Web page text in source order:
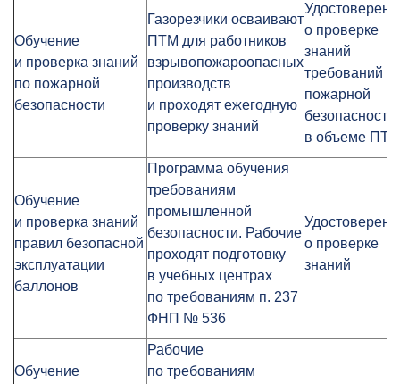
Обучение
и проверка знаний
по пожарной
безопасности
Газорезчики осваивают
ПТМ для работников
взрывопожароопасных
производств
и проходят ежегодную
проверку знаний
о проверке
знаний
требований
пожарной
безопасности
в объеме ПТМ
Обучение
и проверка знаний
правил безопасной
эксплуатации
баллонов
Программа обучения
требованиям
промышленной
безопасности. Рабочие
проходят подготовку
в учебных центрах
по требованиям п. 237
ФНП № 536
о проверке
знаний
Обучение
Рабочие
по требованиям